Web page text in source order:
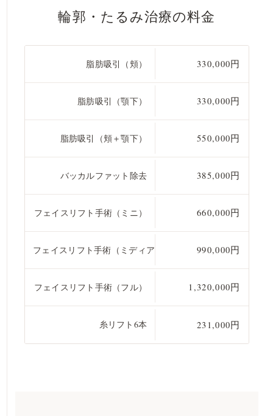
輪郭・たるみ治療の料金
脂肪吸引（頬） 330,000円
脂肪吸引（顎下） 330,000円
脂肪吸引（頬＋顎下） 550,000円
バッカルファット除去 385,000円
フェイスリフト手術（ミニ） 660,000円
フェイスリフト手術（ミディアム） 990,000円
フェイスリフト手術（フル） 1,320,000円
糸リフト6本 231,000円